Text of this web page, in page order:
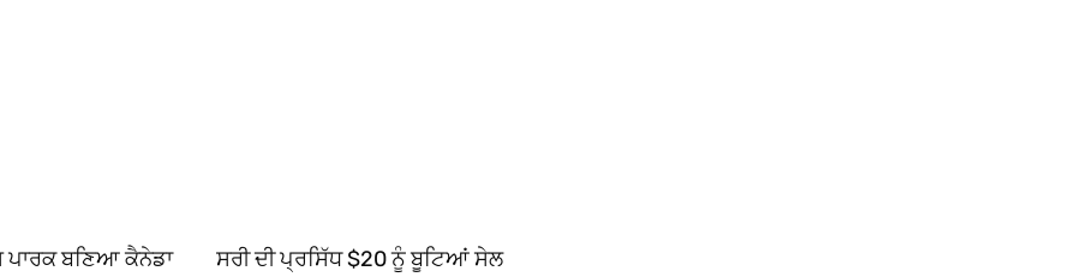
ਪਾਰਕ ਬਣਿਆ ਕੈਨੇਡਾ
ਸਰੀ ਦੀ ਪ੍ਰਸਿੱਧ $20 ਨੂੰ ਬੂਟਿਆਂ ਸੇਲ